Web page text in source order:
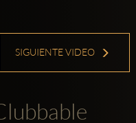
SIGUIENTE VIDEO